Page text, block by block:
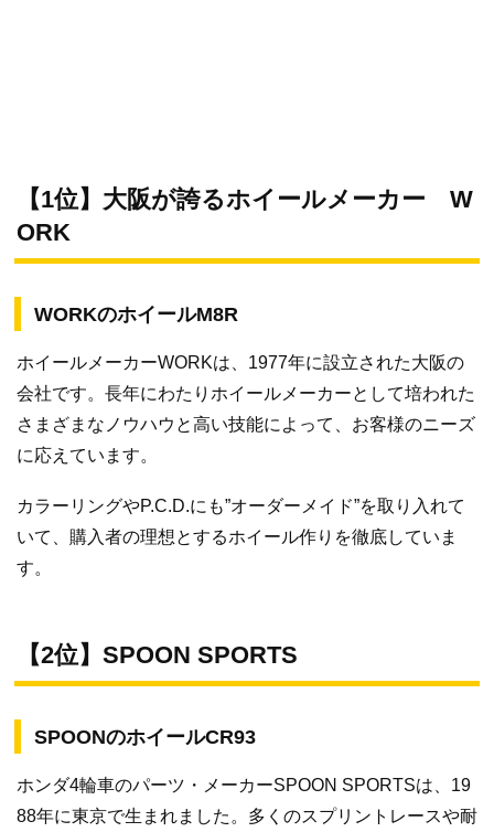
【1位】大阪が誇るホイールメーカー W
ORK
WORKのホイールM8R
ホイールメーカーWORKは、1977年に設立された大阪の
会社です。長年にわたりホイールメーカーとして培われた
さまざまなノウハウと高い技能によって、お客様のニーズ
に応えています。
カラーリングやP.C.D.にも”オーダーメイド”を取り入れて
いて、購入者の理想とするホイール作りを徹底していま
す。
【2位】SPOON SPORTS
SPOONのホイールCR93
ホンダ4輪車のパーツ・メーカーSPOON SPORTSは、19
88年に東京で生まれました。多くのスプリントレースや耐